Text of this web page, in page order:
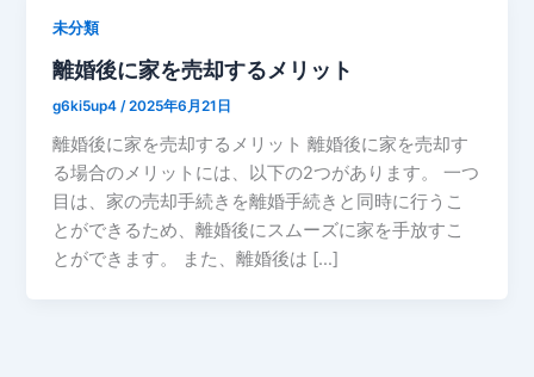
未分類
離婚後に家を売却するメリット
g6ki5up4 /2025年6月21日
離婚後に家を売却するメリット 離婚後に家を売却す
る場合のメリットには、以下の2つがあります。 一つ
目は、家の売却手続きを離婚手続きと同時に行うこ
とができるため、離婚後にスムーズに家を手放すこ
とができます。 また、離婚後は […]